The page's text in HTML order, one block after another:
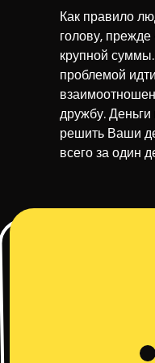
Как правило
голову,
крупной
проблемой
дружбу.
решить Ваши
всего за один